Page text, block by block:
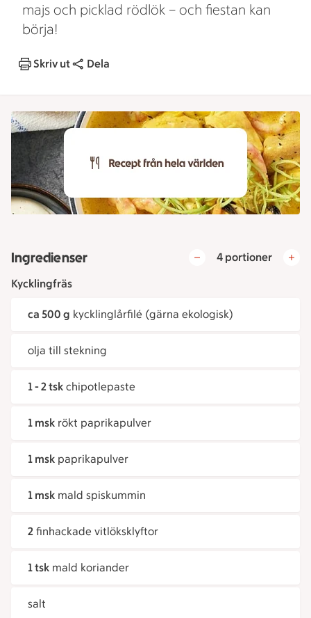
majs och picklad rödlök – och fiestan kan
börja!
Skriv ut Dela
Ingredienser
4 portioner
Kycklingfräs
ca 500 g kycklinglårfilé (gärna ekologisk)
olja till stekning
1 - 2 tsk chipotlepaste
1 msk rökt paprikapulver
1 msk paprikapulver
1 msk mald spiskummin
2 finhackade vitlöksklyftor
1 tsk mald koriander
salt